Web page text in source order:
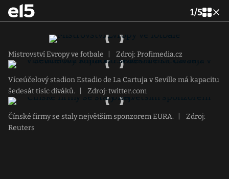
1/5
Mistrovství Evropy ve fotbale Zdroj: Profimedia.cz
Víceúčelový stadion Estadio de La Cartuja v Seville má kapacitu
šedesát tisíc diváků.
Zdroj: twitter.com
Čínské firmy se staly největším sponzorem EURA.
Zdroj:
Reuters